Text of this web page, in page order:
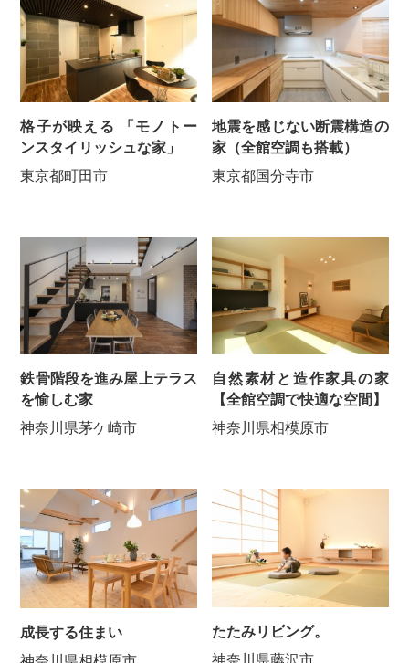
格子が映える 「モノトー
ンスタイリッシュな家」
東京都町田市
地震を感じない断震構造の
家（全館空調も搭載）
東京都国分寺市
鉄骨階段を進み屋上テラス
を愉しむ家
神奈川県茅ケ崎市
自然素材と造作家具の家
【全館空調で快適な空間】
神奈川県相模原市
成長する住まい
たたみリビング。
神奈川県藤沢市